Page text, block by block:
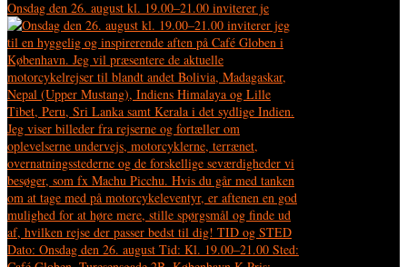
Onsdag den 26. august kl. 19.00–21.00 inviterer je